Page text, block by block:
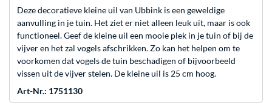
Deze decoratieve kleine uil van Ubbink is een geweldige
aanvulling in je tuin. Het ziet er niet alleen leuk uit, maar is ook
functioneel. Geef de kleine uil een mooie plek in je tuin of bij de
vijver en het zal vogels afschrikken. Zo kan het helpen om te
voorkomen dat vogels de tuin beschadigen of bijvoorbeeld
vissen uit de vijver stelen. De kleine uil is 25 cm hoog.
Art-Nr.: 1751130